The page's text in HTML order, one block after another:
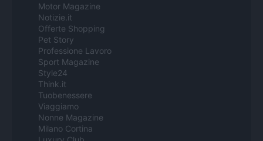
Motor Magazine
Notizie.it
Offerte Shopping
Pet Story
Professione Lavoro
Sport Magazine
Style24
Think.it
Tuobenessere
Viaggiamo
Nonne Magazine
Milano Cortina